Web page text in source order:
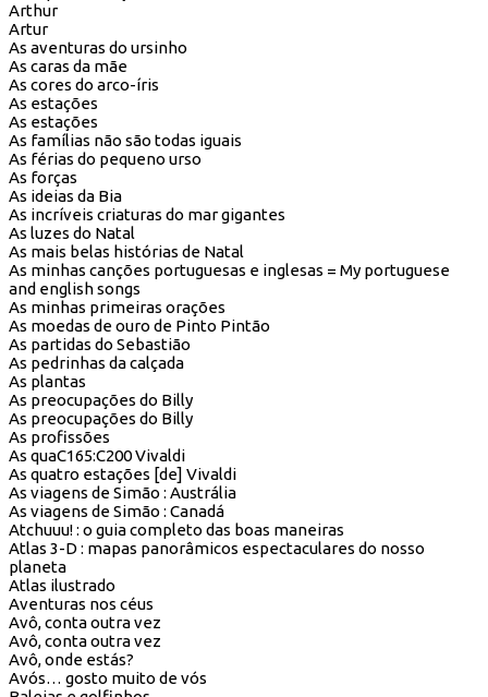
Arthur
Artur
As aventuras do ursinho
As caras da mãe
As cores do arco-íris
As estações
As estações
As famílias não são todas iguais
As férias do pequeno urso
As forças
As ideias da Bia
As incríveis criaturas do mar gigantes
As luzes do Natal
As mais belas histórias de Natal
As minhas canções portuguesas e inglesas = My portuguese
and english songs
As minhas primeiras orações
As moedas de ouro de Pinto Pintão
As partidas do Sebastião
As pedrinhas da calçada
As plantas
As preocupações do Billy
As preocupações do Billy
As profissões
As quaC165:C200 Vivaldi
As quatro estações [de] Vivaldi
As viagens de Simão : Austrália
As viagens de Simão : Canadá
Atchuuu! : o guia completo das boas maneiras
Atlas 3-D : mapas panorâmicos espectaculares do nosso
planeta
Atlas ilustrado
Aventuras nos céus
Avô, conta outra vez
Avô, conta outra vez
Avô, onde estás?
Avós… gosto muito de vós